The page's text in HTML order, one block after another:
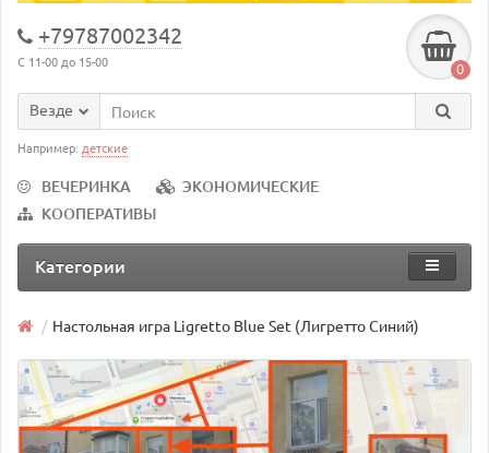
+79787002342
С 11-00 до 15-00 0
Везде
Например: детские
ВЕЧЕРИНКА
ЭКОНОМИЧЕСКИЕ
КООПЕРАТИВЫ
Категории
Настольная игра Ligretto Blue Set (Лигретто Синий)